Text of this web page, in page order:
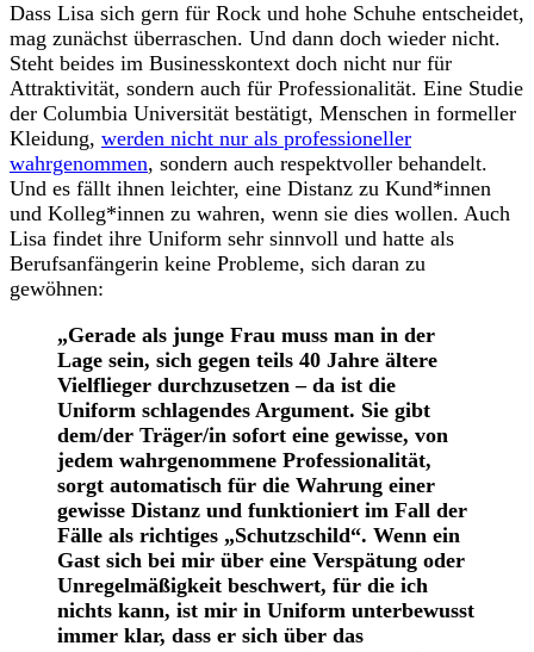
Dass Lisa sich gern für Rock und hohe Schuhe entscheidet,
mag zunächst überraschen. Und dann doch wieder nicht.
Steht beides im Businesskontext doch nicht nur für
Attraktivität, sondern auch für Professionalität. Eine Studie
der Columbia Universität bestätigt, Menschen in formeller
Kleidung, werden nicht nur als professioneller
wahrgenommen, sondern auch respektvoller behandelt.
Und es fällt ihnen leichter, eine Distanz zu Kund*innen
und Kolleg*innen zu wahren, wenn sie dies wollen. Auch
Lisa findet ihre Uniform sehr sinnvoll und hatte als
Berufsanfängerin keine Probleme, sich daran zu
gewöhnen:
„Gerade als junge Frau muss man in der
Lage sein, sich gegen teils 40 Jahre ältere
Vielflieger durchzusetzen – da ist die
Uniform schlagendes Argument. Sie gibt
dem/der Träger/in sofort eine gewisse, von
jedem wahrgenommene Professionalität,
sorgt automatisch für die Wahrung einer
gewisse Distanz und funktioniert im Fall der
Fälle als richtiges „Schutzschild“. Wenn ein
Gast sich bei mir über eine Verspätung oder
Unregelmäßigkeit beschwert, für die ich
nichts kann, ist mir in Uniform unterbewusst
immer klar, dass er sich über das